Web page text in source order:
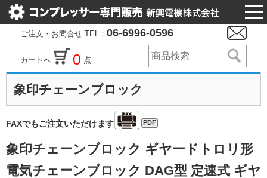
ご注文・お問合せ TEL： 06-6996-0596
カートへ 0 点
象印チェーンブロック
FAXでもご注文いただけます PDF
象印チェーンブロック ギヤードトロリ形
電気チェーンブロック DAG型 定速式 ギヤ